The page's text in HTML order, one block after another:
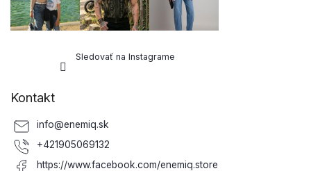
Sledovať na Instagrame
Kontakt
info@enemiq.sk
+421905069132
https://www.facebook.com/enemiq.store